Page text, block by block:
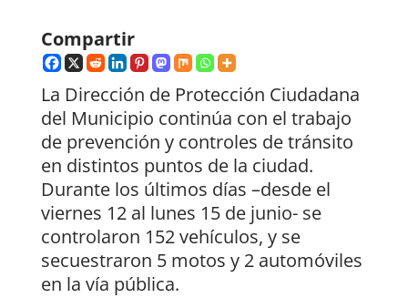
Compartir
La Dirección de Protección Ciudadana
del Municipio continúa con el trabajo
de prevención y controles de tránsito
en distintos puntos de la ciudad.
Durante los últimos días –desde el
viernes 12 al lunes 15 de junio- se
controlaron 152 vehículos, y se
secuestraron 5 motos y 2 automóviles
en la vía pública.